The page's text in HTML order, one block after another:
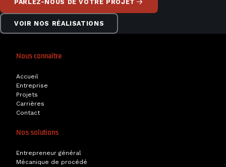
PARLEZ-NOUS DE VOTRE PROJET
VOIR NOS RÉALISATIONS
Nous connaître
Accueil
Entreprise
Projets
Carrières
Contact
Nos solutions
Entrepreneur général
Mécanique de procédé